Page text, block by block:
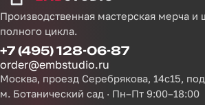
Производственная мастерская мерча и
полного цикла.
+7 (495) 128-06-87
order@embstudio.ru
Москва, проезд Серебрякова, 14с15,
м. Ботанический сад · Пн–Пт 9:00–18:00